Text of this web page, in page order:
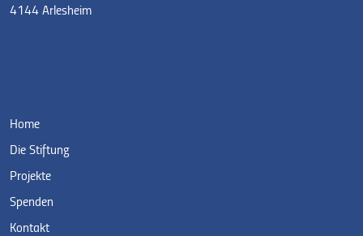
4144 Arlesheim
Home
Die Stiftung
Projekte
Spenden
Kontakt